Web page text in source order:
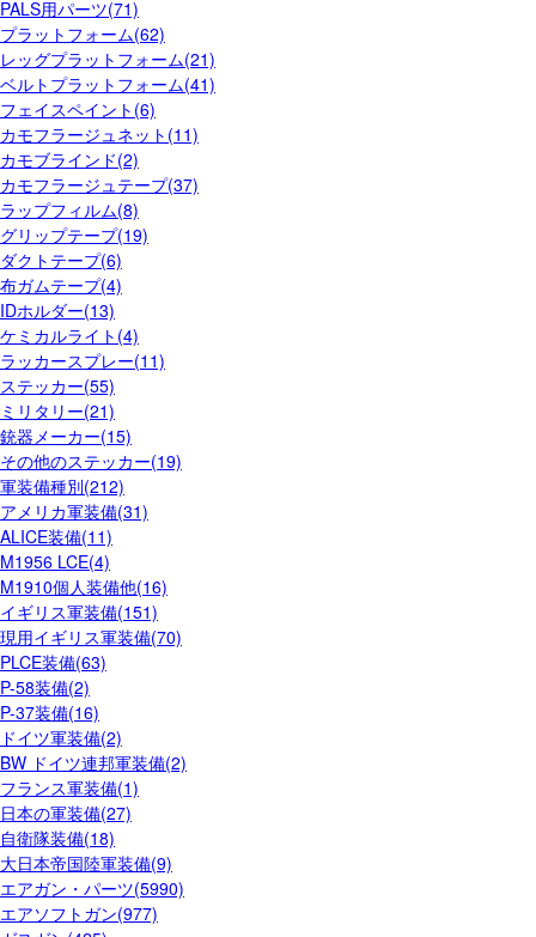
PALS用パーツ(71)
プラットフォーム(62)
レッグプラットフォーム(21)
ベルトプラットフォーム(41)
フェイスペイント(6)
カモフラージュネット(11)
カモブラインド(2)
カモフラージュテープ(37)
ラップフィルム(8)
グリップテープ(19)
ダクトテープ(6)
布ガムテープ(4)
IDホルダー(13)
ケミカルライト(4)
ラッカースプレー(11)
ステッカー(55)
ミリタリー(21)
銃器メーカー(15)
その他のステッカー(19)
軍装備種別(212)
アメリカ軍装備(31)
ALICE装備(11)
M1956 LCE(4)
M1910個人装備他(16)
イギリス軍装備(151)
現用イギリス軍装備(70)
PLCE装備(63)
P-58装備(2)
P-37装備(16)
ドイツ軍装備(2)
BW ドイツ連邦軍装備(2)
フランス軍装備(1)
日本の軍装備(27)
自衛隊装備(18)
大日本帝国陸軍装備(9)
エアガン・パーツ(5990)
エアソフトガン(977)